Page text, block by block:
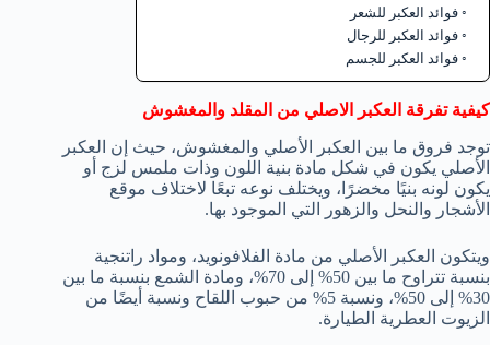
فوائد العكبر للشعر
فوائد العكبر للرجال
فوائد العكبر للجسم
كيفية تفرقة العكبر الاصلي من المقلد والمغشوش
توجد فروق ما بين العكبر الأصلي والمغشوش، حيث إن العكبر
الأصلي يكون في شكل مادة بنية اللون وذات ملمس لزج أو
يكون لونه بنيًا مخضرًا، ويختلف نوعه تبعًا لاختلاف موقع
الأشجار والنحل والزهور التي الموجود بها.
ويتكون العكبر الأصلي من مادة الفلافونويد، ومواد راتنجية
بنسبة تتراوح ما بين 50% إلى 70%، ومادة الشمع بنسبة ما بين
30% إلى 50%، ونسبة 5% من حبوب اللقاح ونسبة أيضًا من
الزيوت العطرية الطيارة.